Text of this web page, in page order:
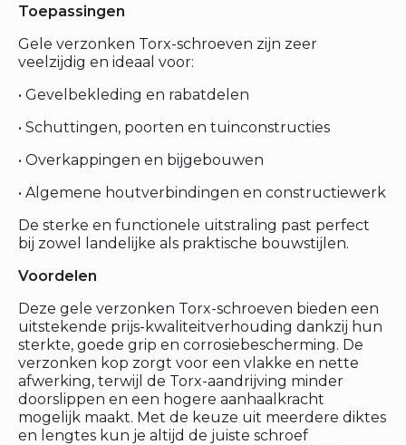
Toepassingen
Gele verzonken Torx-schroeven zijn zeer
veelzijdig en ideaal voor:
• Gevelbekleding en rabatdelen
• Schuttingen, poorten en tuinconstructies
• Overkappingen en bijgebouwen
• Algemene houtverbindingen en constructiewerk
De sterke en functionele uitstraling past perfect
bij zowel landelijke als praktische bouwstijlen.
Voordelen
Deze gele verzonken Torx-schroeven bieden een
uitstekende prijs-kwaliteitverhouding dankzij hun
sterkte, goede grip en corrosiebescherming. De
verzonken kop zorgt voor een vlakke en nette
afwerking, terwijl de Torx-aandrijving minder
doorslippen en een hogere aanhaalkracht
mogelijk maakt. Met de keuze uit meerdere diktes
en lengtes kun je altijd de juiste schroef